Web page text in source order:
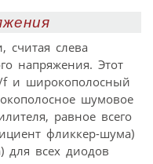
считая слева
напряжения. Этот
f и широкополосный
шумовое
равное всего
фликкер-шума)
для всех диодов